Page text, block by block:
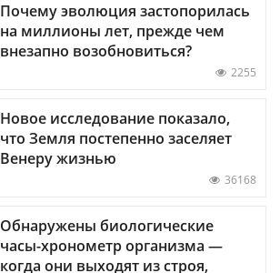
Почему эволюция застопорилась
на миллионы лет, прежде чем
внезапно возобновиться?
2255
Новое исследование показало,
что Земля постепенно заселяет
Венеру жизнью
36168
Обнаружены биологические
часы-хронометр организма —
когда они выходят из строя,